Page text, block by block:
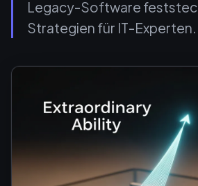
Legacy-Software
Strategien für IT-Experten.